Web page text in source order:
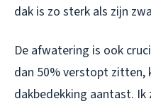
dak is zo sterk als zijn
De afwatering is ook
dan 50% verstopt
dakbedekking aantast.